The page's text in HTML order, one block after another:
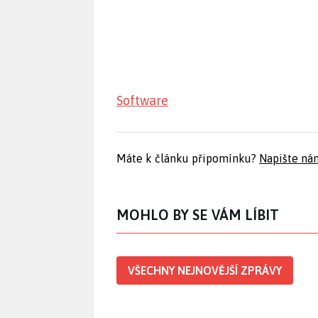
Software
Máte k článku připomínku? Napište
MOHLO BY SE VÁM LÍBIT
VŠECHNY NEJNOVĚJŠÍ ZPRÁVY